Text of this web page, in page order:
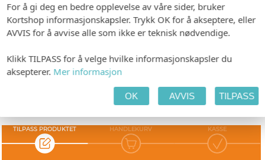
Ark med 24 selvklebende bumerker i ulike motiver.
Runde merker med diameter 40mm.
Forhåndsvisning etter 1-2 dager. Produksjon 2-3 dager etter godkjenning.
(Eks. MVA) pr. stk.
TILPASS PRODUKTET HANDLEKURV KASSE
For å gi deg en bedre opplevelse av våre sider, bruker
Kortshop informasjonskapsler. Trykk OK for å akseptere, eller
AVVIS for å avvise alle som ikke er teknisk nødvendige.
Klikk TILPASS for å velge hvilke informasjonskapsler du
aksepterer. Mer informasjon
OK AVVIS TILPASS